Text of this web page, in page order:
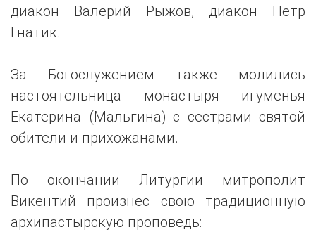
диакон Валерий Рыжов, диакон Петр
Гнатик.
За Богослужением также молились
настоятельница монастыря игуменья
Екатерина (Мальгина) с сестрами святой
обители и прихожанами.
По окончании Литургии митрополит
Викентий произнес свою традиционную
архипастырскую проповедь: